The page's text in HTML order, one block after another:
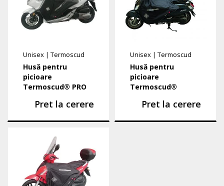
Unisex | Termoscud
Husă pentru
picioare
Termoscud® PRO
Pret la cerere
Unisex | Termoscud
Husă pentru
picioare
Termoscud®
Pret la cerere